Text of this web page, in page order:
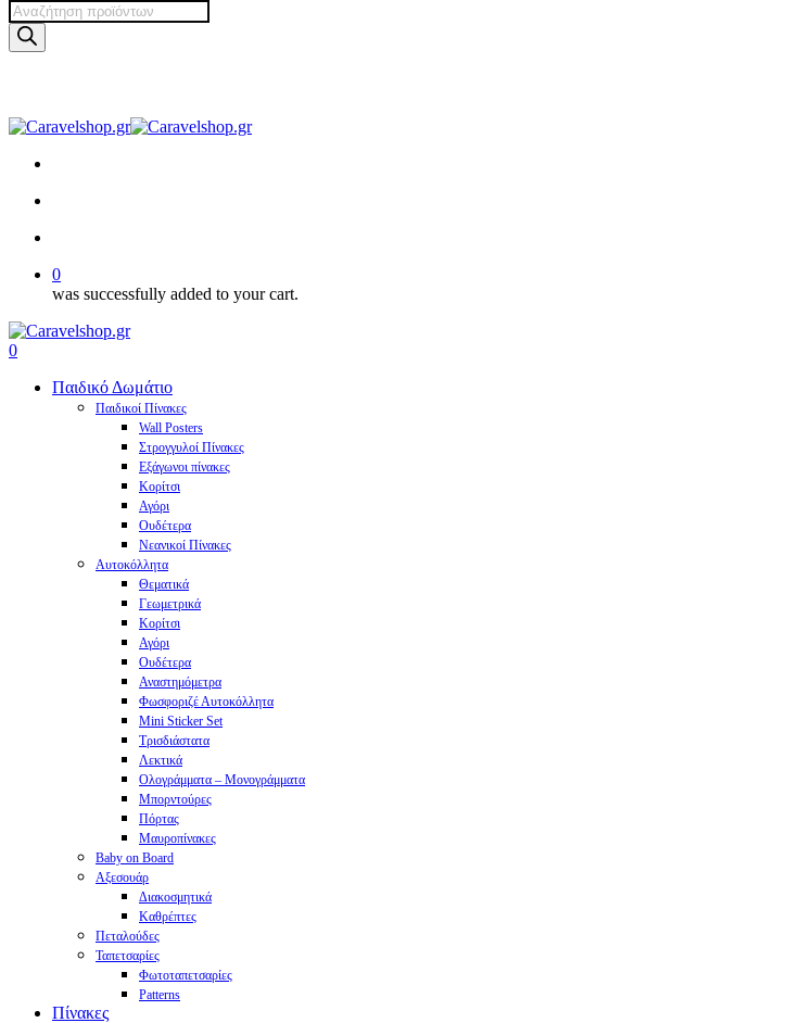
to
content
Products
search
0
was successfully added to your cart.
Menu
search
account
0
Παιδικό Δωμάτιο
Παιδικοί Πίνακες
Wall Posters
Στρογγυλοί Πίνακες
Εξάγωνοι πίνακες
Κορίτσι
Αγόρι
Ουδέτερα
Νεανικοί Πίνακες
Αυτοκόλλητα
Θεματικά
Γεωμετρικά
Κορίτσι
Αγόρι
Ουδέτερα
Αναστημόμετρα
Φωσφοριζέ Αυτοκόλλητα
Mini Sticker Set
Tρισδιάστατα
Λεκτικά
Ολογράμματα – Μονογράμματα
Μπορντούρες
Πόρτας
Μαυροπίνακες
Baby on Board
Αξεσουάρ
Διακοσμητικά
Καθρέπτες
Πεταλούδες
Ταπετσαρίες
Φωτοταπετσαρίες
Patterns
Πίνακες